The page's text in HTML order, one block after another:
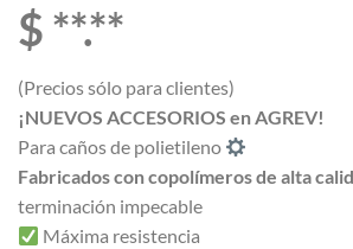
$ **.**
(Precios sólo para clientes)
¡NUEVOS ACCESORIOS en AGREV!
Para caños de polietileno
Fabricados con copolímeros de alta
terminación impecable
Máxima resistencia